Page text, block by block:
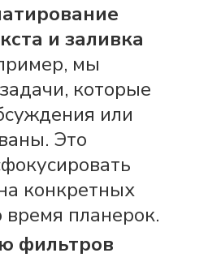
и заливка
мы
которые
или
Это
конкретных
время планерок.
фильтров